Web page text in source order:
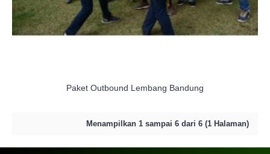
Paket Outbound Lembang Bandung
Menampilkan 1 sampai 6 dari 6 (1 Halaman)